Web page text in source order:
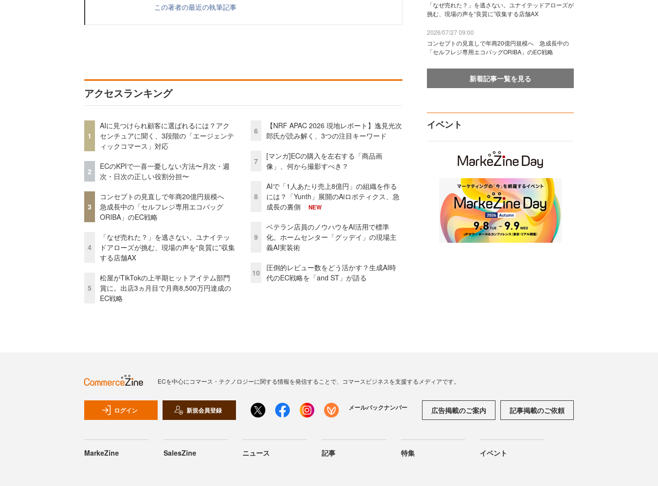
この著者の最近の執筆記事
アクセスランキング
1
AIに見つけられ顧客に選ばれるには？アク
センチュアに聞く、3段階の「エージェンテ
ィックコマース」対応
2
ECのKPIで一喜一憂しない方法〜月次・週
次・日次の正しい役割分担〜
3
コンセプトの見直しで年商20億円規模へ
急成長中の「セルフレジ専用エコバッグ
ORIBA」のEC戦略
4
「なぜ売れた？」を逃さない。ユナイテッ
ドアローズが挑む、現場の声を“良質に”収集
する店舗AX
5
松屋がTikTokの上半期ヒットアイテム部門
賞に。出店3ヵ月目で月商8,500万円達成の
EC戦略
6
【NRF APAC 2026 現地レポート】逸見光次
郎氏が読み解く、3つの注目キーワード
7
[マンガ]ECの購入を左右する「商品画
像」、何から撮影すべき？
8
AIで「1人あたり売上8億円」の組織を作る
には？「Yunth」展開のAiロボティクス、急
成長の裏側
NEW
9
ベテラン店員のノウハウをAI活用で標準
化。ホームセンター「グッデイ」の現場主
義AI実装術
10
圧倒的レビュー数をどう活かす？生成AI時
代のEC戦略を「and ST」が語る
「なぜ売れた？」を逃さない。ユナイテッドアローズが
挑む、現場の声を“良質に”収集する店舗AX
2026/07/27 09:00
コンセプトの見直しで年商20億円規模へ 急成長中の
「セルフレジ専用エコバッグORIBA」のEC戦略
新着記事一覧を見る
イベント
ECを中心にコマース・テクノロジーに関する情報を発信することで、コマースビジネスを支援するメディアです。
ログイン 新規会員登録 メールバックナンバー 広告掲載のご案内 記事掲載のご依頼
MarkeZine SalesZine ニュース 記事 特集 イベント